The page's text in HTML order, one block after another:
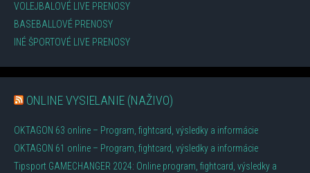
VOLEJBALOVÉ LIVE PRENOSY
BASEBALLOVÉ PRENOSY
INÉ ŠPORTOVÉ LIVE PRENOSY
ONLINE VYSIELANIE (NAŽIVO)
OKTAGON 63 online – Program, fightcard, výsledky a informácie
OKTAGON 61 online – Program, fightcard, výsledky a informácie
Tipsport GAMECHANGER 2024: Online program, fightcard, výsledky a